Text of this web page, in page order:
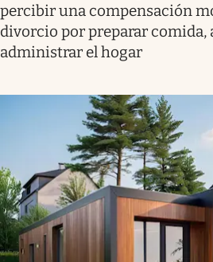
percibir una compensación
divorcio por preparar comida,
administrar el hogar